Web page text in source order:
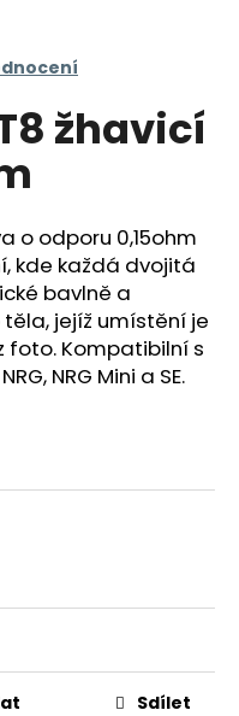
žhavicí
o odporu 0,15ohm
kde každá dvojitá
bavlně a
jejíž umístění je
Kompatibilní s
NRG Mini a SE.
Sdílet